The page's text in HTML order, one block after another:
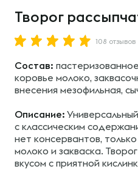
Творог
108 отзывов
Состав:
коровье молоко,
внесения мезофильная,
Описание:
с классическим
нет консервантов,
молоко и закваска.
вкусом с приятной